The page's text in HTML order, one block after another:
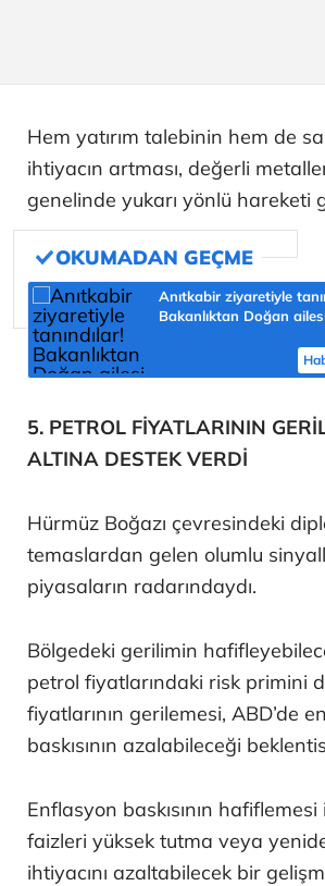
Hem yatırım talebinin hem de
ihtiyacın artması, değerli
genelinde yukarı yönlü hareketi
Anıtkabir ziyaretiyle
Bakanlıktan Doğan
5. PETROL FİYATLARININ
ALTINA DESTEK VERDİ
Hürmüz Boğazı çevresindeki
temaslardan gelen olumlu
piyasaların radarındaydı.
Bölgedeki gerilimin
petrol fiyatlarındaki risk primini
fiyatlarının gerilemesi, ABD’de
baskısının azalabileceği
Enflasyon baskısının hafiflemesi
faizleri yüksek tutma veya
ihtiyacını azaltabilecek bir